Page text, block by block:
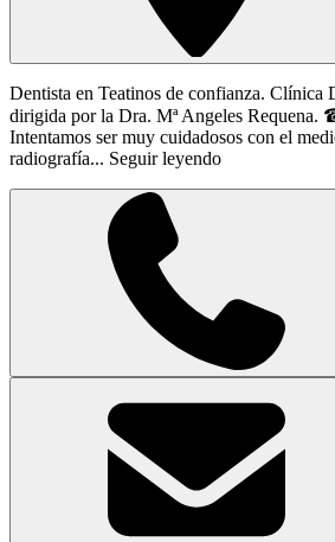
Dentista en Teatinos de confianza. Clínica
dirigida por la Dra. Mª Angeles
Intentamos ser muy cuidadosos con el
radiografía... Seguir leyendo